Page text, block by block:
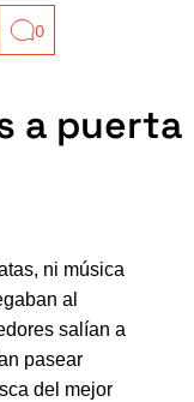
0
a puerta
ni música
al
salían a
pasear
del mejor